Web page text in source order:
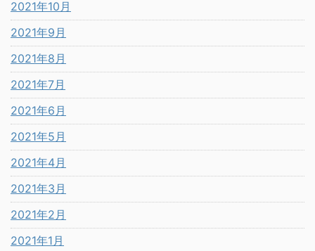
2021年10月
2021年9月
2021年8月
2021年7月
2021年6月
2021年5月
2021年4月
2021年3月
2021年2月
2021年1月